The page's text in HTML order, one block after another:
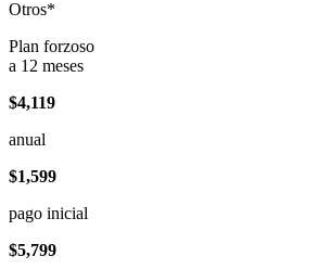
Otros*
Plan forzoso
a 12 meses
$4,119
anual
$1,599
pago inicial
$5,799